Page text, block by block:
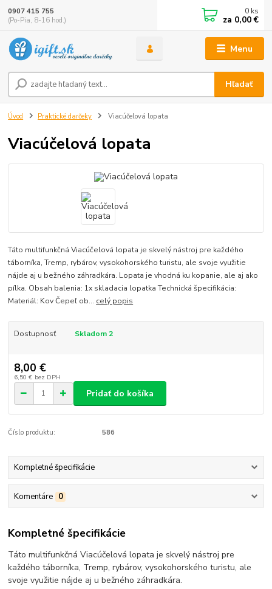
Menu
Hľadať
0907 415 755
(Po-Pia, 8-16 hod.)
0 ks
za 0,00 €
Úvod Praktické darčeky Viacúčelová lopata
Viacúčelová lopata
Táto multifunkčná Viacúčelová lopata je skvelý nástroj pre každého
táborníka, Tremp, rybárov, vysokohorského turistu, ale svoje využitie
nájde aj u bežného záhradkára. Lopata je vhodná ku kopanie, ale aj ako
pílka. Obsah balenia: 1x skladacia lopatka Technická špecifikácia:
Materiál: Kov Čepeľ ob... celý popis
Dostupnosť Skladom 2
8,00 €
6,50 € bez DPH
Pridať do košíka
Číslo produktu: 586
Kompletné špecifikácie
Komentáre 0
Kompletné špecifikácie
Táto multifunkčná Viacúčelová lopata je skvelý nástroj pre
každého táborníka, Tremp, rybárov, vysokohorského turistu, ale
svoje využitie nájde aj u bežného záhradkára.